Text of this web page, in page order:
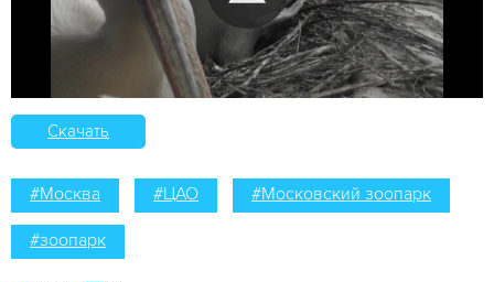
Скачать
#Москва #ЦАО #Московский зоопарк
#зоопарк